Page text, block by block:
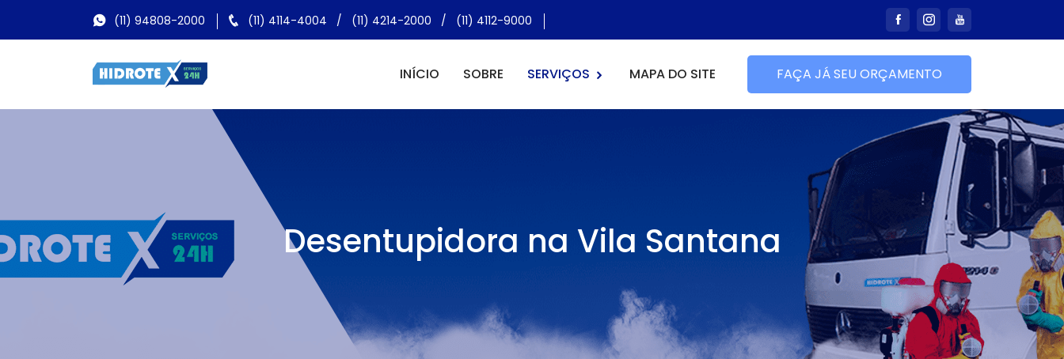
(11) 94808-2000 (11) 4114-4004 / (11) 4214-2000 / (11) 4112-9000
INÍCIO SOBRE SERVIÇOS MAPA DO SITE FAÇA JÁ SEU ORÇAMENTO
Desentupidora na Vila Santana